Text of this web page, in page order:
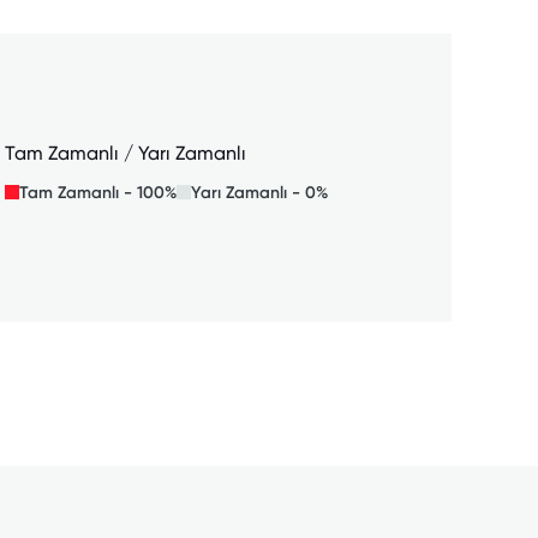
Tam Zamanlı / Yarı Zamanlı
Tam Zamanlı - 100% Yarı Zamanlı - 0%